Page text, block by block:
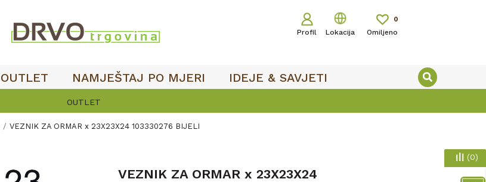
Profil Lokacija Omiljeno
0
OUTLET NAMJEŠTAJ PO MJERI IDEJE & SAVJETI
VEZNIK ZA ORMAR x 23X23X24 103330276 BIJELI
VEZNIK ZA ORMAR x 23X23X24
(0)